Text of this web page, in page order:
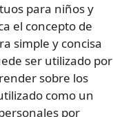
para niños y
el concepto de
simple y concisa
ser utilizado por
sobre los
como un
por